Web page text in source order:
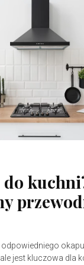
do
jest kluczowa dla